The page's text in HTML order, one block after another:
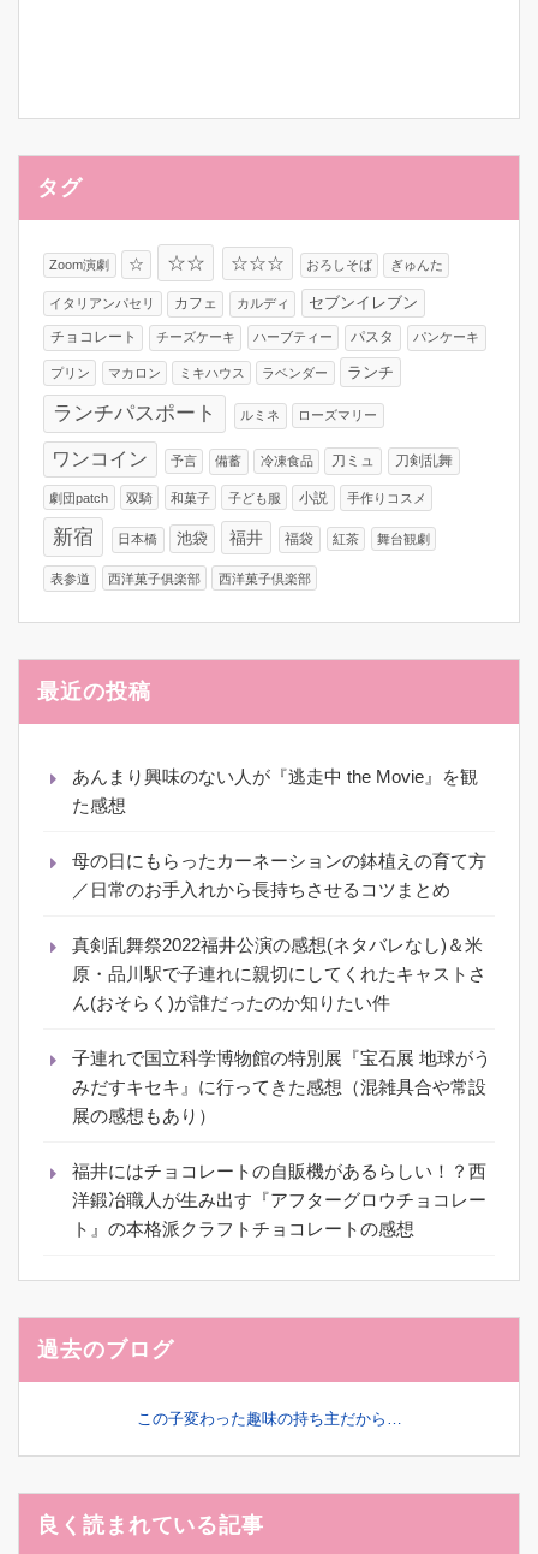
タグ
Zoom演劇 ☆ ☆☆ ☆☆☆ おろしそば ぎゅんた
イタリアンパセリ カフェ カルディ
セブンイレブン
チョコレート
チーズケーキ ハーブティー パスタ パンケーキ
プリン マカロン ミキハウス ラベンダー ランチ
ランチパスポート ルミネ ローズマリー
ワンコイン 予言 備蓄 冷凍食品 刀ミュ 刀剣乱舞
劇団patch 双騎 和菓子 子ども服 小説 手作りコスメ
新宿 日本橋 池袋 福井 福袋 紅茶 舞台観劇
表参道 西洋菓子俱楽部 西洋菓子倶楽部
最近の投稿
あんまり興味のない人が『逃走中 the Movie』を観
た感想
母の日にもらったカーネーションの鉢植えの育て方
／日常のお手入れから長持ちさせるコツまとめ
真剣乱舞祭2022福井公演の感想(ネタバレなし)＆米
原・品川駅で子連れに親切にしてくれたキャストさ
ん(おそらく)が誰だったのか知りたい件
子連れで国立科学博物館の特別展『宝石展 地球がう
みだすキセキ』に行ってきた感想（混雑具合や常設
展の感想もあり）
福井にはチョコレートの自販機があるらしい！？西
洋鍛冶職人が生み出す『アフターグロウチョコレー
ト』の本格派クラフトチョコレートの感想
過去のブログ
この子変わった趣味の持ち主だから…
良く読まれている記事